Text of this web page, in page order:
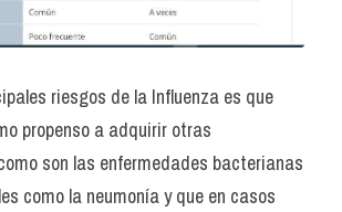
riesgos de la Influenza es que
propenso a adquirir otras
son las enfermedades bacterianas
como la neumonía y que en casos